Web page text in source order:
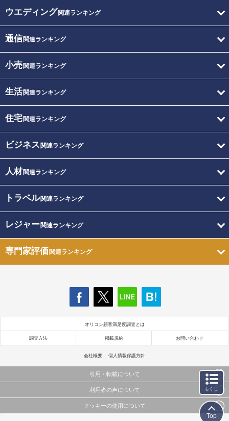
ウエディング関連ランキング
通信関連ランキング
小売関連ランキング
生活関連ランキング
住宅関連ランキング
ビジネス 関連ランキング
人材関連ランキング
トラベル関連ランキング
レジャー関連ランキング
専門家評価関連ランキング
オリコン顧客満足度調査とは
調査方法 掲載規約 お問い合わせ
会社概要 個人情報保護方針
引用・転載について
当サイトで公開されている情報（文字、写真、イラスト、画像データ等）及びこれらの配置・
これらの情報を権利者の許可なく無断転載・複製などの二次利用を行うことは固く禁じており
利用者の声について
当サイトに掲載している内容はすべてサービスの利用者が提出された見解・感想です。
クッキーの使用について
もくじ
Top